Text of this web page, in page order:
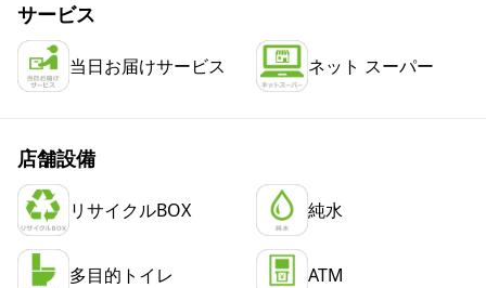
サービス
当日お届けサービス ネット スーパー
店舗設備
リサイクルBOX 純水
多目的トイレ ATM